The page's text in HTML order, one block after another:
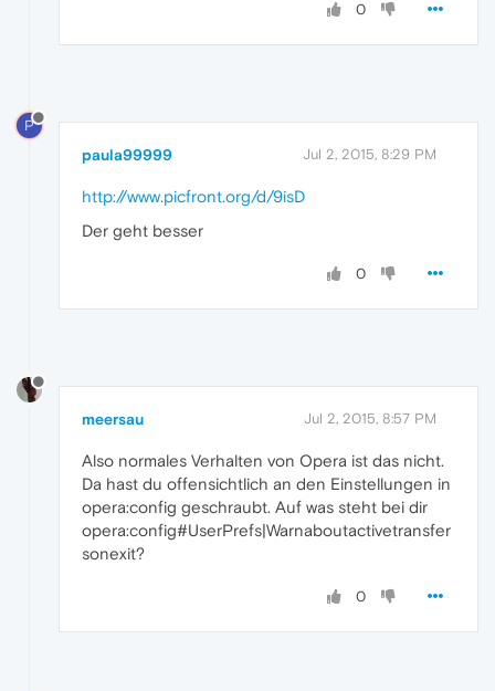
0
P
paula99999 Jul 2, 2015, 8:29 PM
http://www.picfront.org/d/9isD
Der geht besser
0
meersau Jul 2, 2015, 8:57 PM
Also normales Verhalten von Opera ist das nicht.
Da hast du offensichtlich an den Einstellungen in
opera:config geschraubt. Auf was steht bei dir
opera:config#UserPrefs|Warnaboutactivetransfer
sonexit?
0